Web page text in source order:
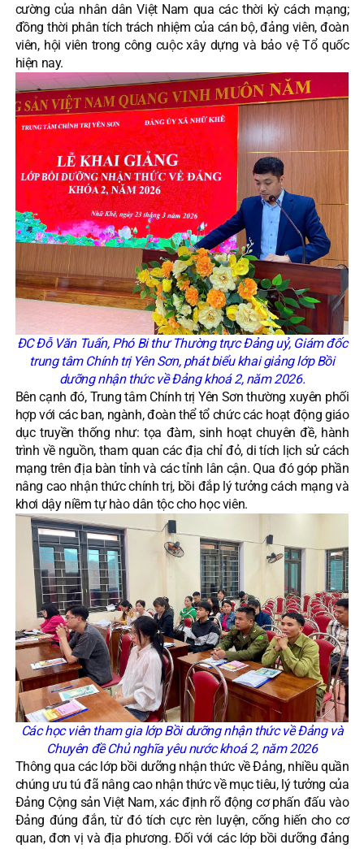
cường của nhân dân Việt Nam qua các thời kỳ cách mạng;
đồng thời phân tích trách nhiệm của cán bộ, đảng viên, đoàn
viên, hội viên trong công cuộc xây dựng và bảo vệ Tổ quốc
hiện nay.
ĐC Đỗ Văn Tuấn, Phó Bi thư Thường trực Đảng uỷ, Giám đốc
trung tâm Chính trị Yên Sơn, phát biểu khai giảng lớp Bồi
dưỡng nhận thức về Đảng khoá 2, năm 2026.
Bên cạnh đó, Trung tâm Chính trị Yên Sơn thường xuyên phối
hợp với các ban, ngành, đoàn thể tổ chức các hoạt động giáo
dục truyền thống như: tọa đàm, sinh hoạt chuyên đề, hành
trình về nguồn, tham quan các địa chỉ đỏ, di tích lịch sử cách
mạng trên địa bàn tỉnh và các tỉnh lân cận. Qua đó góp phần
nâng cao nhận thức chính trị, bồi đắp lý tưởng cách mạng và
khơi dậy niềm tự hào dân tộc cho học viên.
Các học viên tham gia lớp Bồi dưỡng nhận thức về Đảng và
Chuyên đề Chủ nghĩa yêu nước khoá 2, năm 2026
Thông qua các lớp bồi dưỡng nhận thức về Đảng, nhiều quần
chúng ưu tú đã nâng cao nhận thức về mục tiêu, lý tưởng của
Đảng Cộng sản Việt Nam, xác định rõ động cơ phấn đấu vào
Đảng đúng đắn, từ đó tích cực rèn luyện, cống hiến cho cơ
quan, đơn vị và địa phương. Đối với các lớp bồi dưỡng đảng